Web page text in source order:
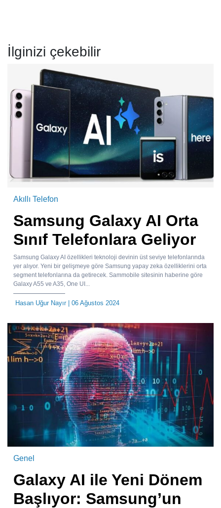
İlginizi çekebilir
Akıllı Telefon
Samsung Galaxy AI Orta
Sınıf Telefonlara Geliyor
Samsung Galaxy AI özellikleri teknoloji devinin üst seviye telefonlarında
yer alıyor. Yeni bir gelişmeye göre Samsung yapay zeka özelliklerini orta
segment telefonlarına da getirecek. Sammobile sitesinin haberine göre
Galaxy A55 ve A35, One UI...
Hasan Uğur Nayır| 06 Ağustos 2024
Genel
Galaxy AI ile Yeni Dönem
Başlıyor: Samsung’un